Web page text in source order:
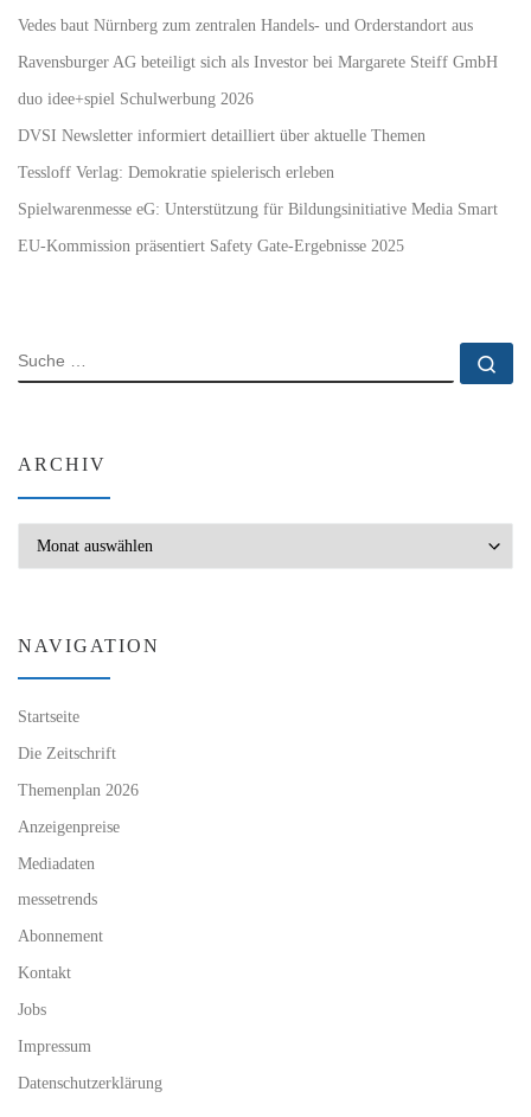
Vedes baut Nürnberg zum zentralen Handels- und Orderstandort aus
Ravensburger AG beteiligt sich als Investor bei Margarete Steiff GmbH
duo idee+spiel Schulwerbung 2026
DVSI Newsletter informiert detailliert über aktuelle Themen
Tessloff Verlag: Demokratie spielerisch erleben
Spielwarenmesse eG: Unterstützung für Bildungsinitiative Media Smart
EU-Kommission präsentiert Safety Gate-Ergebnisse 2025
SUCHE
ARCHIV
NAVIGATION
Startseite
Die Zeitschrift
Themenplan 2026
Anzeigenpreise
Mediadaten
messetrends
Abonnement
Kontakt
Jobs
Impressum
Datenschutzerklärung